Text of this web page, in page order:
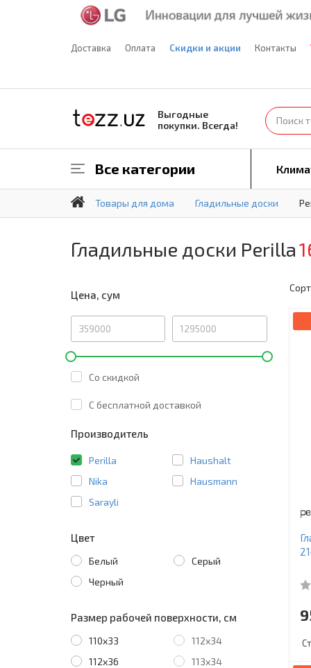
Доставка Оплата Скидки и акции Контакты
Выгодные
покупки. Всегда!
Все категории
Товары для дома Гладильные доски
Гладильные доски Perilla
Цена, сум
Со скидкой
C бесплатной доставкой
Производитель
Perilla
Haushalt
Nika
Hausmann
Sarayli
Цвет
Белый
Серый
Черный
Размер рабочей поверхности, см
110х33
112х34
112х36
113х34